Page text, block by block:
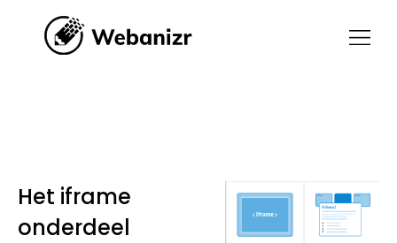
Het iframe
onderdeel